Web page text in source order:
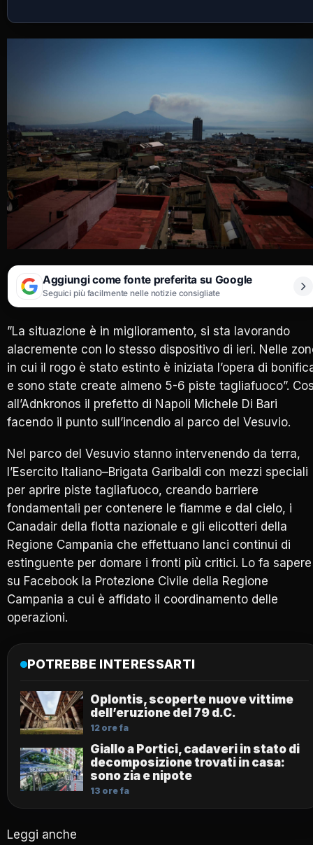
Aggiungi come fonte preferita su Google
Seguici più facilmente nelle notizie consigliate
”La situazione è in miglioramento, si sta lavorando
alacremente con lo stesso dispositivo di ieri. Nelle
in cui il rogo è stato estinto è iniziata l’opera di
e sono state create almeno 5-6 piste tagliafuoco”.
all’Adnkronos il prefetto di Napoli Michele Di Bari
facendo il punto sull’incendio al parco del Vesuvio.
Nel parco del Vesuvio stanno intervenendo da terra,
l’Esercito Italiano–Brigata Garibaldi con mezzi speciali
per aprire piste tagliafuoco, creando barriere
fondamentali per contenere le fiamme e dal cielo, i
Canadair della flotta nazionale e gli elicotteri della
Regione Campania che effettuano lanci continui di
estinguente per domare i fronti più critici. Lo fa sapere
su Facebook la Protezione Civile della Regione
Campania a cui è affidato il coordinamento delle
operazioni.
POTREBBE INTERESSARTI
Oplontis, scoperte nuove vittime
dell’eruzione del 79 d.C.
12 ore fa
Giallo a Portici, cadaveri in stato di
decomposizione trovati in casa:
sono zia e nipote
13 ore fa
Leggi anche